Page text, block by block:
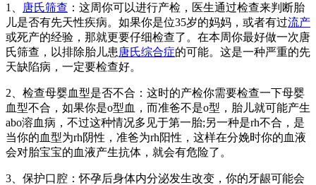
1、 唐氏筛查 ：这周你可以进行产检，医生通过检查来判断胎
儿是否有先天性疾病。如果你是位35岁的妈妈，或者有过流产
或死产的经验，那就更要仔细检查了。在本周你最好做一次唐
氏筛查，以排除胎儿患 唐氏综合症的可能。这是一种严重的先
天缺陷病，一定要检查好。
2、检查母婴血型是否不合：这时的产检你需要检查一下母婴
血型不合，如果你是o型血，而准爸不是o型，胎儿就可能产生
abo溶血病，不过这种情况多见于第一胎;另一种是rh不合，是
当你的血型为rh阴性，准爸为rh阳性，这样在分娩时你的血液
会对胎宝宝的血液产生抗体，就会有危险了。
3、保护口腔：怀孕后身体内分泌发生改变，你的牙龈可能会